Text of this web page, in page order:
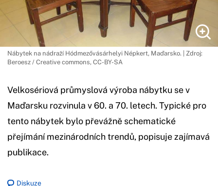
Nábytek na nádraží Hódmezővásárhelyi Népkert, Maďarsko. | Zdroj:
Beroesz / Creative commons, CC-BY-SA
Velkosériová průmyslová výroba nábytku se v
Maďarsku rozvinula v 60. a 70. letech. Typické pro
tento nábytek bylo převážně schematické
přejímání mezinárodních trendů, popisuje zajímavá
publikace.
Diskuze